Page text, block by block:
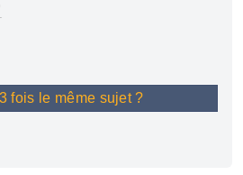
fois le même sujet ?